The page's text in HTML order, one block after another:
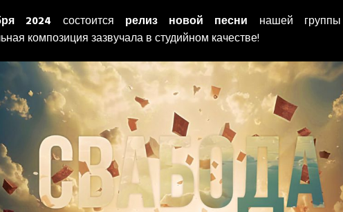
2024 состоится релиз новой песни нашей
композиция зазвучала в студийном качестве!